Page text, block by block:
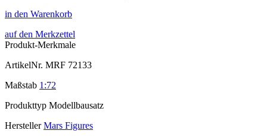
in den Warenkorb
auf den Merkzettel
Produkt-Merkmale
ArtikelNr. MRF 72133
Maßstab 1:72
Produkttyp Modellbausatz
Hersteller Mars Figures